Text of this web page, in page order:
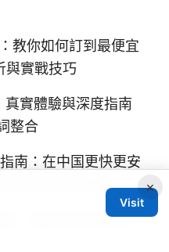
教你如何訂到最便宜
與實戰技巧
實體驗與深度指南
整合
南：在中国更快更安
容的全面攻略
，最全的实用信息与
×
Visit